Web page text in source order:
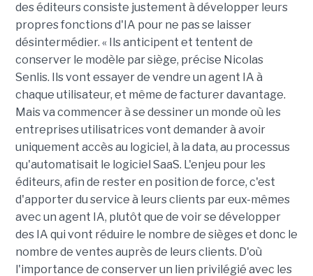
des éditeurs consiste justement à développer leurs
propres fonctions d'IA pour ne pas se laisser
désintermédier. « Ils anticipent et tentent de
conserver le modèle par siège, précise Nicolas
Senlis. Ils vont essayer de vendre un agent IA à
chaque utilisateur, et même de facturer davantage.
Mais va commencer à se dessiner un monde où les
entreprises utilisatrices vont demander à avoir
uniquement accès au logiciel, à la data, au processus
qu'automatisait le logiciel SaaS. L'enjeu pour les
éditeurs, afin de rester en position de force, c'est
d'apporter du service à leurs clients par eux-mêmes
avec un agent IA, plutôt que de voir se développer
des IA qui vont réduire le nombre de sièges et donc le
nombre de ventes auprès de leurs clients. D'où
l'importance de conserver un lien privilégié avec les